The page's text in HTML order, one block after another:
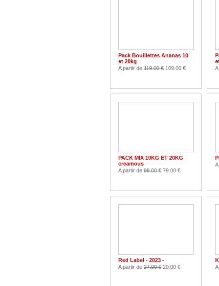
Pack Bouillettes Ananas 10
et 20kg
A partir de 119.00 € 109.00 €
PACK MIX 10KG ET 20KG
creamous
A partir de 99.00 € 79.00 €
Red Label - 2023 -
A partir de 27.90 € 20.00 €